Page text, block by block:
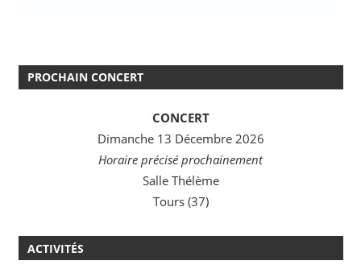
PROCHAIN CONCERT
CONCERT
Dimanche 13 Décembre 2026
Horaire précisé prochainement
Salle Thélème
Tours (37)
ACTIVITÉS